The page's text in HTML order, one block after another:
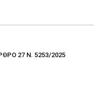
27 Ν. 5253/2025